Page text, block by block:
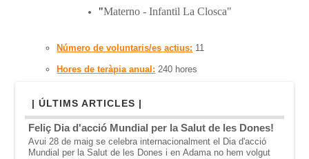
"Materno - Infantil La Closca"
Número de voluntaris/es actius: 11
Hores de teràpia anual: 240 hores
| ÚLTIMS ARTICLES |
Feliç Dia d'acció Mundial per la Salut de les Dones!
Avui 28 de maig se celebra internacionalment el Dia d'acció
Mundial per la Salut de les Dones i en Adama no hem volgut